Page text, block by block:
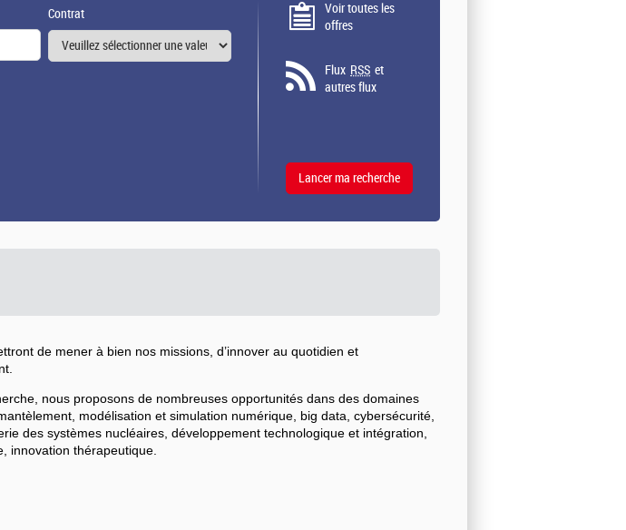
Contrat
Voir toutes les
offres
Flux RSS et
autres flux
de mener à bien nos missions, d’innover au quotidien et
nous proposons de nombreuses opportunités dans des domaines
modélisation et simulation numérique, big data, cybersécurité,
des systèmes nucléaires, développement technologique et intégration,
innovation thérapeutique.